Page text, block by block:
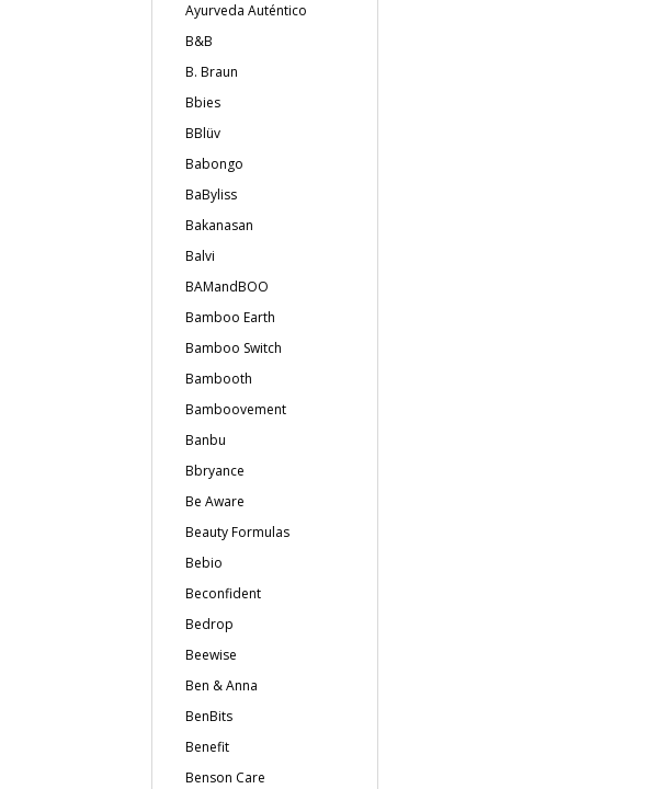
Ayurveda Auténtico
B&B
B. Braun
Bbies
BBlüv
Babongo
BaByliss
Bakanasan
Balvi
BAMandBOO
Bamboo Earth
Bamboo Switch
Bambooth
Bamboovement
Banbu
Bbryance
Be Aware
Beauty Formulas
Bebio
Beconfident
Bedrop
Beewise
Ben & Anna
BenBits
Benefit
Benson Care